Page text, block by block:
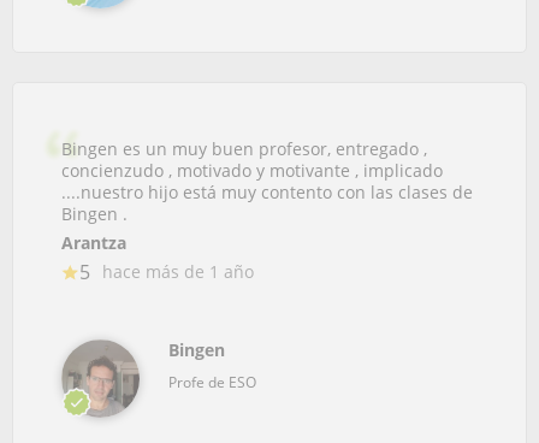
Bingen es un muy buen profesor, entregado ,
concienzudo , motivado y motivante , implicado
....nuestro hijo está muy contento con las clases de
Bingen .
Arantza
5 hace más de 1 año
Bingen
Profe de ESO